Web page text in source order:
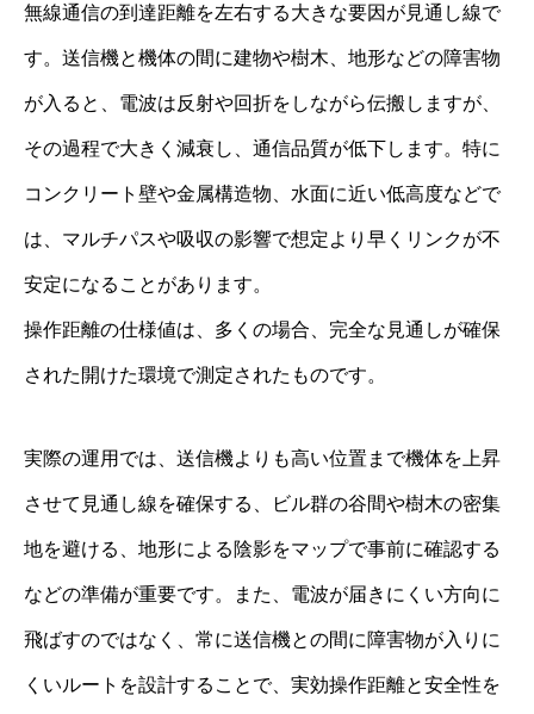
無線通信の到達距離を左右する大きな要因が見通し線で
す。送信機と機体の間に建物や樹木、地形などの障害物
が入ると、電波は反射や回折をしながら伝搬しますが、
その過程で大きく減衰し、通信品質が低下します。特に
コンクリート壁や金属構造物、水面に近い低高度などで
は、マルチパスや吸収の影響で想定より早くリンクが不
安定になることがあります。
操作距離の仕様値は、多くの場合、完全な見通しが確保
された開けた環境で測定されたものです。
実際の運用では、送信機よりも高い位置まで機体を上昇
させて見通し線を確保する、ビル群の谷間や樹木の密集
地を避ける、地形による陰影をマップで事前に確認する
などの準備が重要です。また、電波が届きにくい方向に
飛ばすのではなく、常に送信機との間に障害物が入りに
くいルートを設計することで、実効操作距離と安全性を